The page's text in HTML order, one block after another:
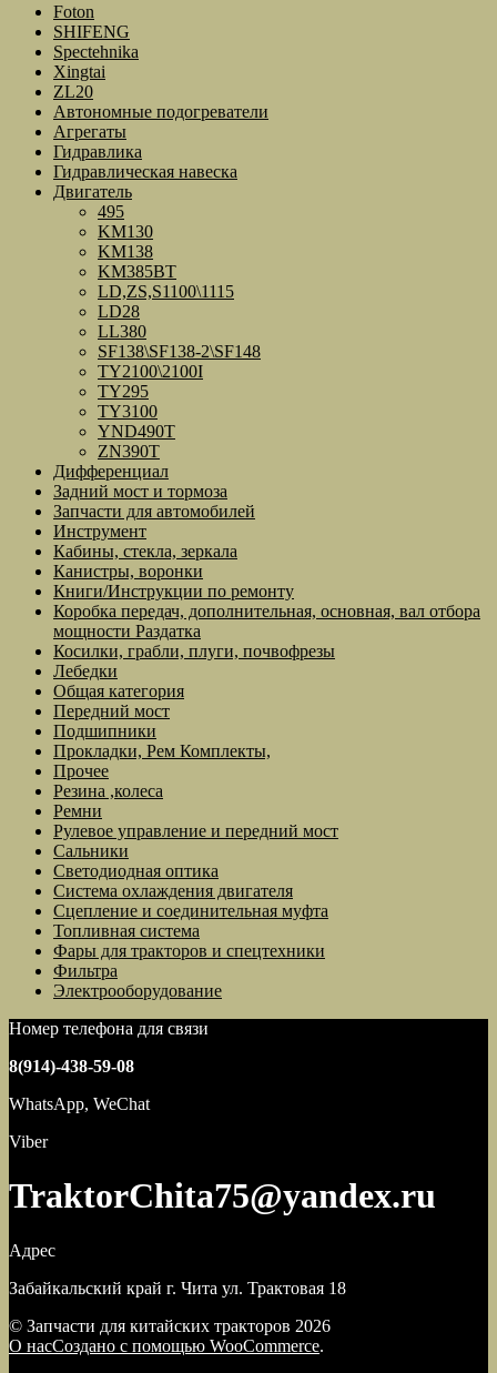
Foton
SHIFENG
Spectehnika
Xingtai
ZL20
Автономные подогреватели
Агрегаты
Гидравлика
Гидравлическая навеска
Двигатель
495
KM130
KM138
KM385BT
LD,ZS,S1100\1115
LD28
LL380
SF138\SF138-2\SF148
TY2100\2100I
TY295
TY3100
YND490T
ZN390T
Дифференциал
Задний мост и тормоза
Запчасти для автомобилей
Инструмент
Кабины, стекла, зеркала
Канистры, воронки
Книги/Инструкции по ремонту
Коробка передач, дополнительная, основная, вал отбора
мощности Раздатка
Косилки, грабли, плуги, почвофрезы
Лебедки
Общая категория
Передний мост
Подшипники
Прокладки, Рем Комплекты,
Прочее
Резина ,колеса
Ремни
Рулевое управление и передний мост
Сальники
Светодиодная оптика
Система охлаждения двигателя
Сцепление и соединительная муфта
Топливная система
Фары для тракторов и спецтехники
Фильтра
Электрооборудование
Номер телефона для связи
8(914)-438-59-08
WhatsApp, WeChat
Viber
TraktorChita75@yandex.ru
Адрес
Забайкальский край г. Чита ул. Трактовая 18
© Запчасти для китайских тракторов 2026
О насСоздано с помощью WooCommerce.